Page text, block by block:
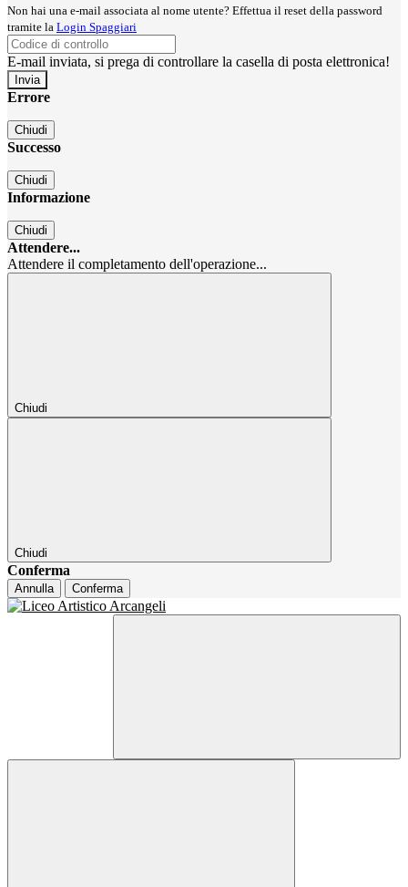
Non hai una e-mail associata al nome utente? Effettua il reset della password
tramite la Login Spaggiari
E-mail inviata, si prega di controllare la casella di posta elettronica!
Errore
Chiudi
Successo
Chiudi
Informazione
Chiudi
Attendere...
Attendere il completamento dell'operazione...
Chiudi
Chiudi
Conferma
Annulla Conferma